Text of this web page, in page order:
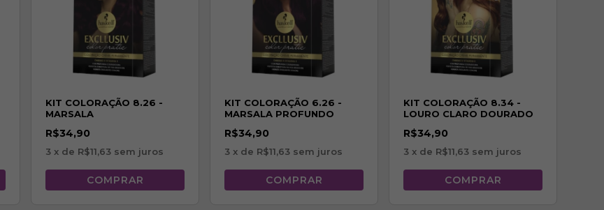
KIT COLORAÇÃO 8.26 -
MARSALA
R$34,90
3 x de R$11,63 sem juros
KIT COLORAÇÃO 6.26 -
MARSALA PROFUNDO
R$34,90
3 x de R$11,63 sem juros
KIT COLORAÇÃO 8.34 -
LOURO CLARO DOURADO
R$34,90
3 x de R$11,63 sem juros